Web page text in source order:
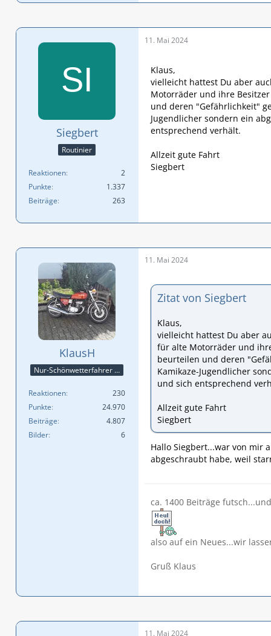
Siegbert
Routinier
Reaktionen
2
Punkte
1.337
Beiträge
263
11. Mai 2024
Klaus,
vielleicht hattest Du aber
Motorräder und ihre
und deren "Gefährlichkeit"
Jugendlicher sondern ein
entsprechend verhält.
Allzeit gute Fahrt
Siegbert
KlausH
Nur-Schönwetterfahrer !!! 😎😎😎
Reaktionen
230
Punkte
24.970
Beiträge
4.807
Bilder
6
11. Mai 2024
Zitat von Siegbert
Klaus,
vielleicht hattest Du aber
für alte Motorräder und
beurteilen und deren
Kamikaze-Jugendlicher
und sich entsprechend
Allzeit gute Fahrt
Siegbert
Hallo Siegbert...war von mir
abgeschraubt habe, weil
ca. 1400 Beiträge
also auf ein Neues...wir
Gruß Klaus
11. Mai 2024